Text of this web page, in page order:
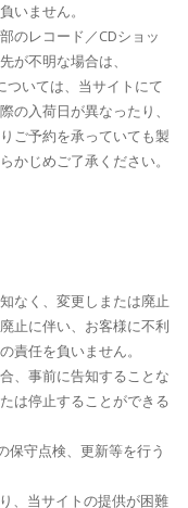
いません。
のレコード／CDショッ
が不明な場合は、
ついては、当サイトにて
の入荷日が異なったり、
ご予約を承っていても製
かじめご了承ください。
なく、変更しまたは廃止
止に伴い、お客様に不利
責任を負いません。
、事前に告知することな
は停止することができる
保守点検、更新等を行う
、当サイトの提供が困難